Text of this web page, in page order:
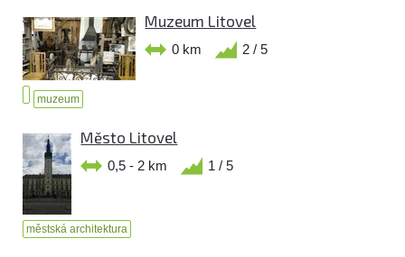
Muzeum Litovel
0 km 2 / 5
muzeum
Město Litovel
0,5 - 2 km 1 / 5
městská architektura